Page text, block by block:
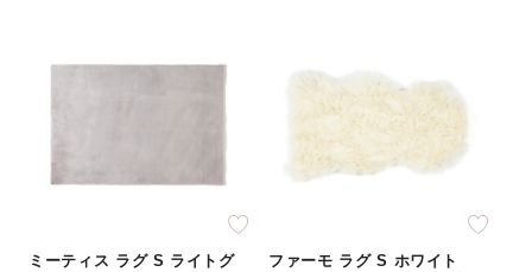
ミーティス ラグ S ライトグ
ファーモ ラグ S ホワイト